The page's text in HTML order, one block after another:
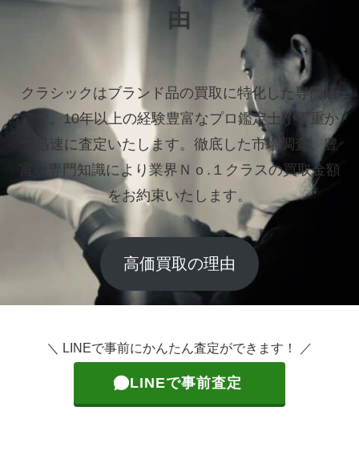
由
クラシックはブランド品の買取に特化した専門店
です。10年以上の経験豊富なプロ鑑定士が丁重か
つ迅速に査定いたします。 徹底した市場調査、豊
富な専門知識により業界Ｎｏ.１クラスの買取金額
をお約束いたします。
高価買取の理由
＼ LINEで事前にかんたん査定ができます！ ／
LINEで事前査定